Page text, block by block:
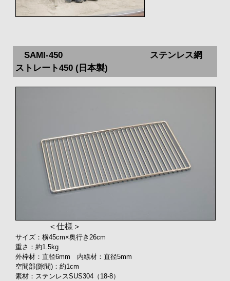
SAMI-450 ステンレス網
ストレート450 (日本製)
＜仕様＞
サイズ：横45cm×奥行き26cm
重さ：約1.5kg
外枠材：直径6mm 内線材：直径5mm
空間部(隙間)：約1cm
素材：ステンレスSUS304（18-8）